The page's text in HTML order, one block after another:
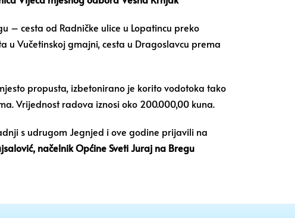
– cesta od Radničke ulice u Lopatincu preko
u Vučetinskoj gmajni, cesta u Dragoslavcu prema
propusta, izbetonirano je korito vodotoka tako
Vrijednost radova iznosi oko 200.000,00 kuna.
s udrugom Jegnjed i ove godine prijavili na
načelnik Općine Sveti Juraj na Bregu